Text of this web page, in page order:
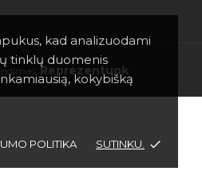
kad analizuodami
tinklų duomenis
kokybišką
POLITIKA SUTINKU. done
Reprezentuok